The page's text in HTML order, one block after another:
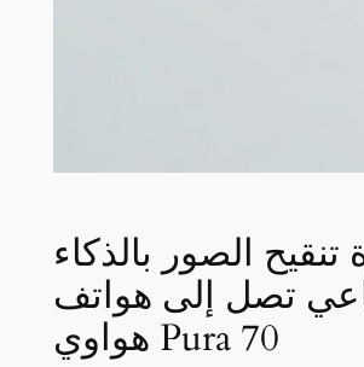
تنقيح الصور بالذكاء
تصل إلى هواتف
هواوي Pura 70